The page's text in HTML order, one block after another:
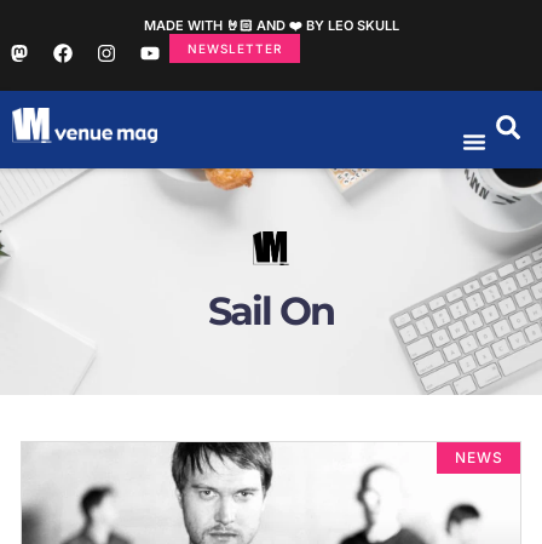
MADE WITH 🤘🏻 AND ❤️ BY LEO SKULL
NEWSLETTER
Sail On
NEWS